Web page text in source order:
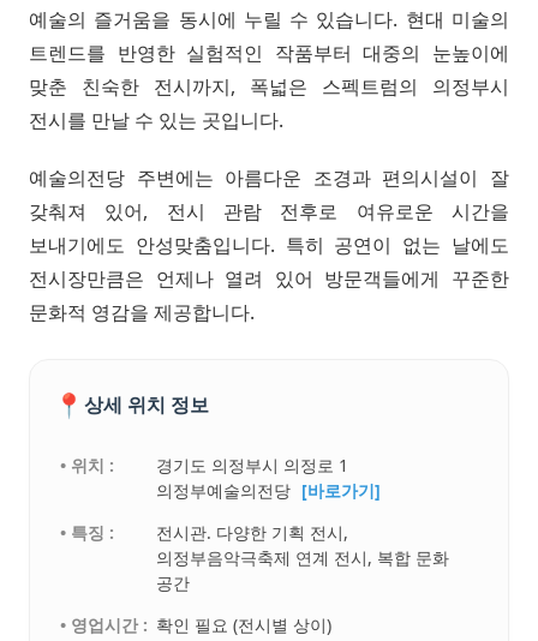
예술의 즐거움을 동시에 누릴 수 있습니다. 현대 미술의
트렌드를 반영한 실험적인 작품부터 대중의 눈높이에
맞춘 친숙한 전시까지, 폭넓은 스펙트럼의 의정부시
전시를 만날 수 있는 곳입니다.
예술의전당 주변에는 아름다운 조경과 편의시설이 잘
갖춰져 있어, 전시 관람 전후로 여유로운 시간을
보내기에도 안성맞춤입니다. 특히 공연이 없는 날에도
전시장만큼은 언제나 열려 있어 방문객들에게 꾸준한
문화적 영감을 제공합니다.
📍 상세 위치 정보
• 위치 :
경기도 의정부시 의정로 1
의정부예술의전당 [바로가기]
• 특징 :
전시관. 다양한 기획 전시,
의정부음악극축제 연계 전시, 복합 문화
공간
• 영업시간 : 확인 필요 (전시별 상이)